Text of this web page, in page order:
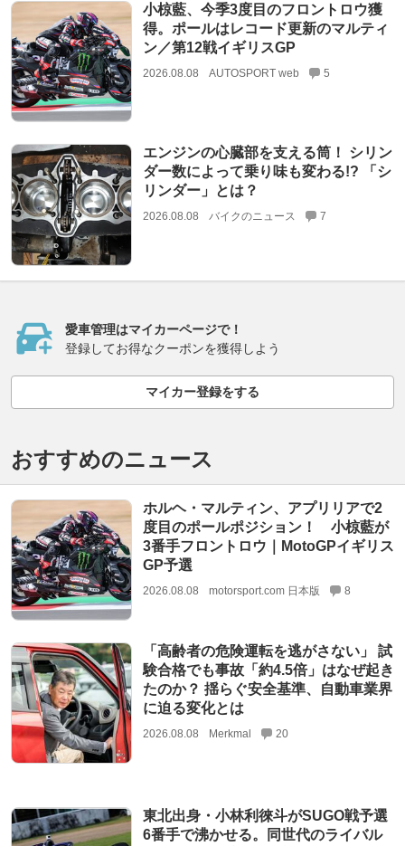
小椋藍、今季3度目のフロントロウ獲
得。ポールはレコード更新のマルティ
ン／第12戦イギリスGP
2026.08.08 AUTOSPORT web 5
エンジンの心臓部を支える筒！ シリン
ダー数によって乗り味も変わる!? 「シ
リンダー」とは？
2026.08.08 バイクのニュース 7
愛車管理はマイカーページで！
登録してお得なクーポンを獲得しよう
マイカー登録をする
おすすめのニュース
ホルヘ・マルティン、アプリリアで2
度目のポールポジション！ 小椋藍が
3番手フロントロウ｜MotoGPイギリス
GP予選
2026.08.08 motorsport.com 日本版 8
「高齢者の危険運転を逃がさない」 試
験合格でも事故「約4.5倍」はなぜ起き
たのか？ 揺らぐ安全基準、自動車業界
に迫る変化とは
2026.08.08 Merkmal 20
東北出身・小林利徠斗がSUGO戦予選
6番手で沸かせる。同世代のライバル